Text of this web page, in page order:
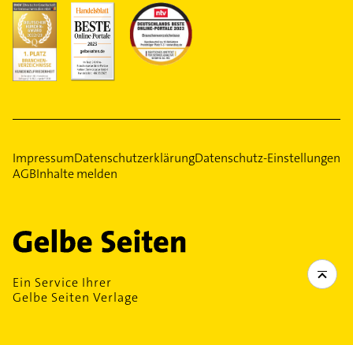
ImpressumDatenschutzerklärungDatenschutz-Einstellungen
AGBInhalte melden
Ein Service Ihrer
Gelbe Seiten Verlage